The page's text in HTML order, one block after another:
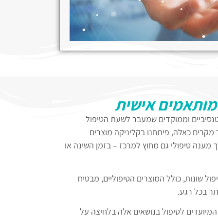
כוללת גישות רגשיות ואנרגטיות,
חייך ולסייע לך להשיג איזון פנימי ובריאות
מותאמים אישית
וממוקדים שמעבר לשעת הטיפול
כאלה, פיתחנו בקליניקה מוצרים
מענה טיפולי גם מחוץ למרכז – בזמן השינה או
שונות, כולל המוצרים הטיפוליים, מבטיח
בכל רגע.
לטיפול בנושאים אלה בלחיצה על